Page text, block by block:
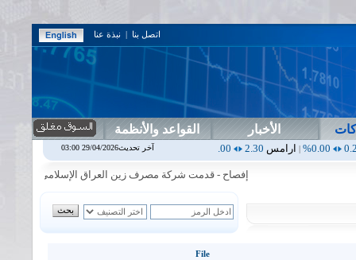
اتصل بنا | نبذة عنا
الأخبار القواعد والأنظمة
| ارامس2.30
0.00%
| اربيل0.00 اس بنك0.00
0.00%
إفصاح - قدمت شركة مصرف زين العراق الإسلامي البيانات
File